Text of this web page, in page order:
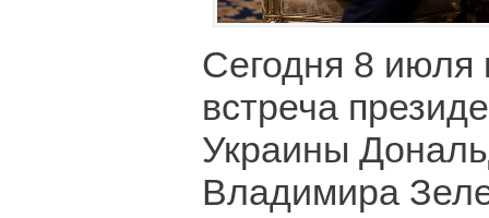
Сегодня 8 июля
встреча
Украины
Владимира